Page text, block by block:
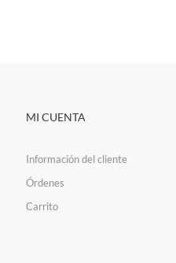
MI CUENTA
Información del cliente
Órdenes
Carrito